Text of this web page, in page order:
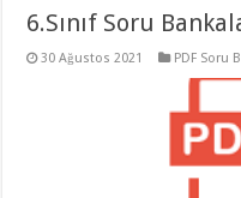
6.Sınıf Soru
30 Ağustos 2021 PDF Soru